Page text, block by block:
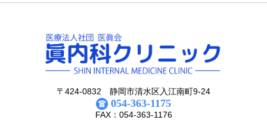
〒424-0832 静岡市清水区入江南町9-24
054-363-1175
FAX：054-363-1176